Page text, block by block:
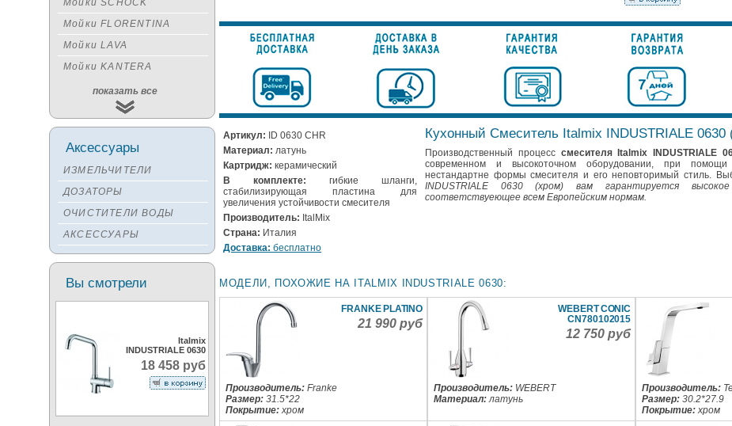
Артикул: ID 0630 CHR
Материал: латунь
Картридж: керамический
В комплекте: гибкие шланги,
стабилизирующая пластина для
увеличения устойчивости смесителя
Производитель: ItalMix
Страна: Италия
Доставка: бесплатно
Кухонный Смеситель Italmix INDUSTRIALE 0630
Производственный процесс смесителя Italmix INDUSTRIALE
современном и высокоточном оборудовании, при помощи
нестандартне формы смесителя и его неповторимый стиль.
INDUSTRIALE 0630 (хром) вам гарантируется
соответствуеющее всем Европейским нормам.
МОДЕЛИ, ПОХОЖИЕ НА ITALMIX INDUSTRIALE 0630:
FRANKE PLATINO
21 990 руб
Производитель: Franke
Размер: 31.5*22
Покрытие:хром
WEBERT CONIC
CN780102015
12 750 руб
Производитель: WEBERT
Материал:латунь
Производитель:
Размер: 30.2*27.9
Покрытие:хром
Мойки SCHOCK
Мойки FLORENTINA
Мойки LAVA
Мойки KANTERA
Мойки KUCHENSTERN
Мойки ALVEUS
Мойки TEKA
Мойки ZORG
Мойки SEAMAN
Мойки ZIGMUND&SHTAIN
Мойки OULIN
Мойки PAULMARK
показать все
Аксессуары
ИЗМЕЛЬЧИТЕЛИ
ДОЗАТОРЫ
ОЧИСТИТЕЛИ ВОДЫ
АКСЕССУАРЫ
Вы смотрели
Italmix
INDUSTRIALE 0630
18 458 руб